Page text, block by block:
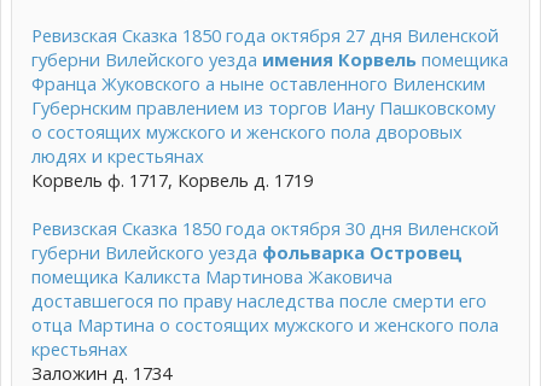
Ревизская Сказка 1850 года октября 27 дня Виленской
губерни Вилейского уезда имения Корвель помещика
Франца Жуковского а ныне оставленного Виленским
Губернским правлением из торгов Иану Пашковскому
о состоящих мужского и женского пола дворовых
людях и крестьянах
Корвель ф. 1717, Корвель д. 1719
Ревизская Сказка 1850 года октября 30 дня Виленской
губерни Вилейского уезда фольварка Островец
помещика Каликста Мартинова Жаковича
доставшегося по праву наследства после смерти его
отца Мартина о состоящих мужского и женского пола
крестьянах
Заложин д. 1734